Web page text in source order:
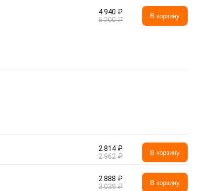
4 940 ₽
5 200 ₽
В корзину
2 814 ₽
2 962 ₽
В корзину
2 888 ₽
3 039 ₽
В корзину